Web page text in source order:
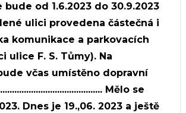
od 1.6.2023 do 30.9.2023
ulici provedena částečná i
komunikace a parkovacích
ulice F. S. Tůmy). Na
včas umístěno dopravní
Mělo se
Dnes je 19.,06. 2023 a ještě